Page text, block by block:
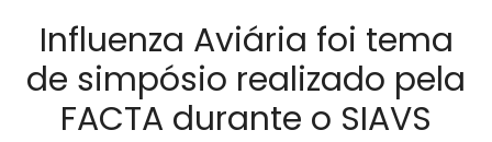
Influenza Aviária foi tema
de simpósio realizado pela
FACTA durante o SIAVS